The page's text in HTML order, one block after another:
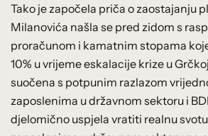
Tako je započela priča o zaostajanju
Milanovića našla se pred zidom s
proračunom i kamatnim stopama
10% u vrijeme eskalacije krize u
suočena s potpunim razlazom
zaposlenima u državnom sektoru i
djelomično uspjela vratiti realnu